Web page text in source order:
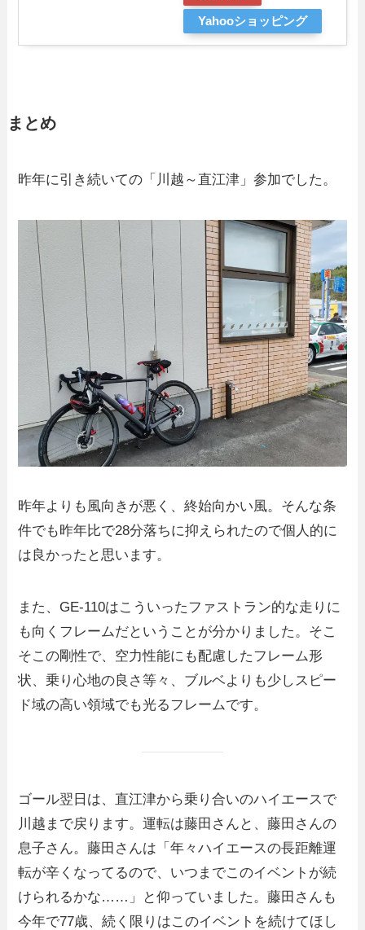
Yahooショッピング
まとめ
昨年に引き続いての「川越～直江津」参加でした。
昨年よりも風向きが悪く、終始向かい風。そんな条
件でも昨年比で28分落ちに抑えられたので個人的に
は良かったと思います。
また、GE-110はこういったファストラン的な走りに
も向くフレームだということが分かりました。そこ
そこの剛性で、空力性能にも配慮したフレーム形
状、乗り心地の良さ等々、ブルベよりも少しスピー
ド域の高い領域でも光るフレームです。
ゴール翌日は、直江津から乗り合いのハイエースで
川越まで戻ります。運転は藤田さんと、藤田さんの
息子さん。藤田さんは「年々ハイエースの長距離運
転が辛くなってるので、いつまでこのイベントが続
けられるかな……」と仰っていました。藤田さんも
今年で77歳、続く限りはこのイベントを続けてほし